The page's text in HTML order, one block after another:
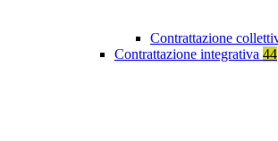
Contrattazione
Contrattazione integrativa 44